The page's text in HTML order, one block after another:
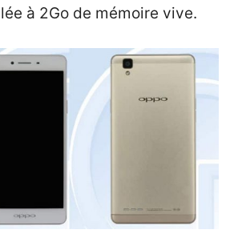
à 2Go de mémoire vive.